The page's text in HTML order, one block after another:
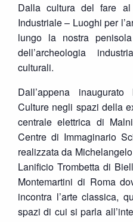
Dalla cultura del fare al
Industriale – Luoghi per
lungo la nostra
dell’archeologia
culturali.
Dall’appena
Culture negli spazi della
centrale elettrica di
Centre di Immaginario
realizzata da
Lanificio Trombetta di
Montemartini di Roma
incontra l’arte classica,
spazi di cui si parla